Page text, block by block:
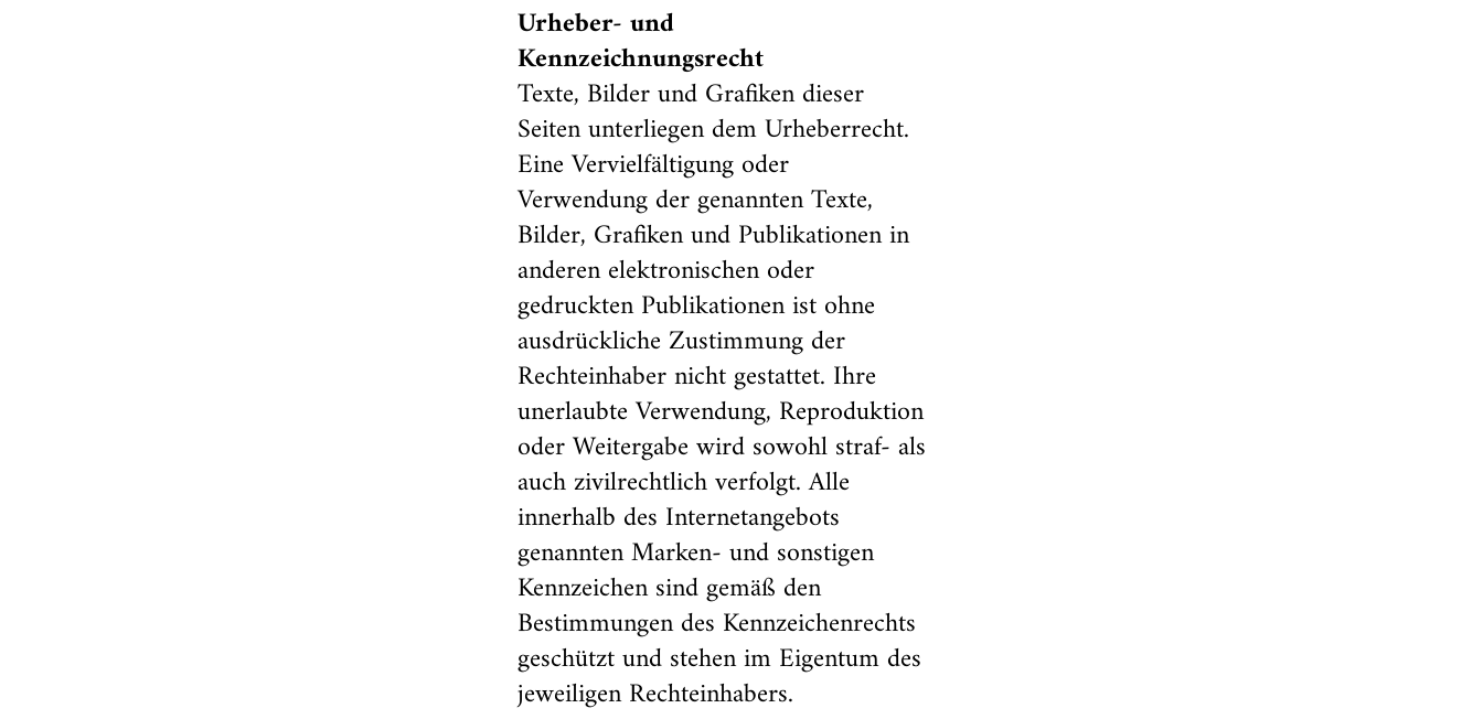
Urheber- und
Kennzeichnungsrecht
Texte, Bilder und Grafiken dieser
Seiten unterliegen dem Urheberrecht.
Eine Vervielfältigung oder
Verwendung der genannten Texte,
Bilder, Grafiken und Publikationen in
anderen elektronischen oder
gedruckten Publikationen ist ohne
ausdrückliche Zustimmung der
Rechteinhaber nicht gestattet. Ihre
unerlaubte Verwendung, Reproduktion
oder Weitergabe wird sowohl straf- als
auch zivilrechtlich verfolgt. Alle
innerhalb des Internetangebots
genannten Marken- und sonstigen
Kennzeichen sind gemäß den
Bestimmungen des Kennzeichenrechts
geschützt und stehen im Eigentum des
jeweiligen Rechteinhabers.